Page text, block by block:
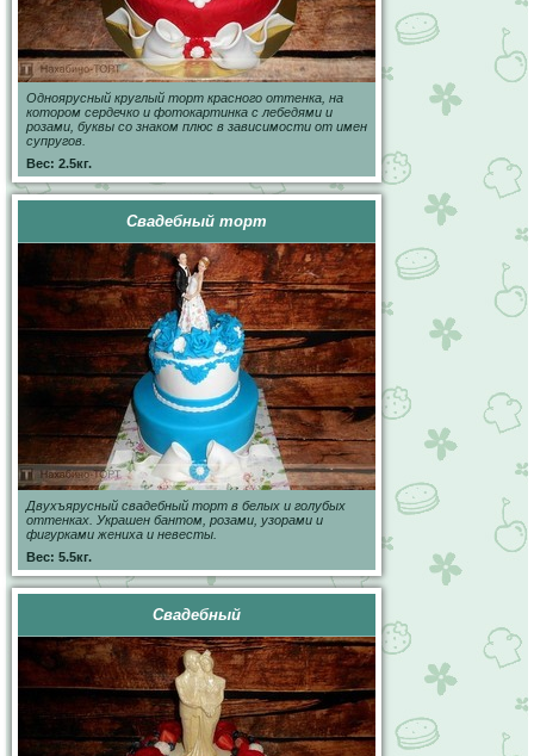
Одноярусный круглый торт красного оттенка, на
котором сердечко и фотокартинка с лебедями и
розами, буквы со знаком плюс в зависимости от имен
супругов.
Вес: 2.5кг.
Свадебный торт
Двухъярусный свадебный торт в белых и голубых
оттенках. Украшен бантом, розами, узорами и
фигурками жениха и невесты.
Вес: 5.5кг.
Свадебный